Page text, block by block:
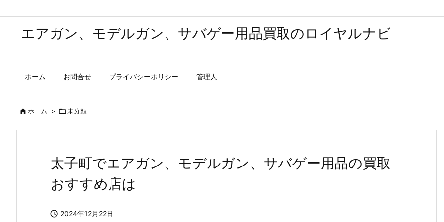
エアガン、モデルガン、サバゲー用品買取のロイヤルナビ
ホーム お問合せ プライバシーポリシー 管理人
ホーム > 未分類
太子町でエアガン、モデルガン、サバゲー用品の買取
おすすめ店は
 2024年12月22日